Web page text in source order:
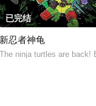
队，包括狼人、吸血
已完结
新忍者神龟
The ninja turtles are back!